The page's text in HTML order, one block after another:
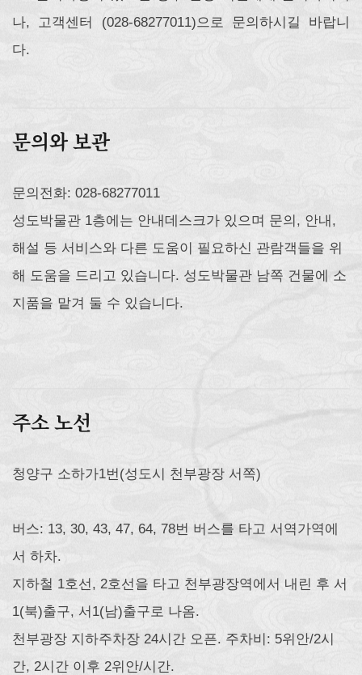
나, 고객센터 (028-68277011)으로 문의하시길 바랍니
다.
문의와 보관
문의전화: 028-68277011
성도박물관 1층에는 안내데스크가 있으며 문의, 안내,
해설 등 서비스와 다른 도움이 필요하신 관람객들을 위
해 도움을 드리고 있습니다. 성도박물관 남쪽 건물에 소
지품을 맡겨 둘 수 있습니다.
주소 노선
청양구 소하가1번(성도시 천부광장 서쪽)
버스: 13, 30, 43, 47, 64, 78번 버스를 타고 서역가역에
서 하차.
지하철 1호선, 2호선을 타고 천부광장역에서 내린 후 서
1(북)출구, 서1(남)출구로 나옴.
천부광장 지하주차장 24시간 오픈. 주차비: 5위안/2시
간, 2시간 이후 2위안/시간.